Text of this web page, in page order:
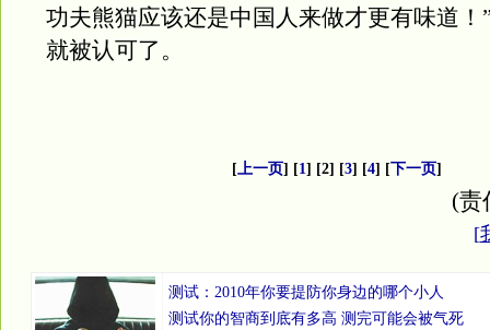
功夫熊猫应该还是中国人来做才更有味道！
就被认可了。
[上一页] [1] [2] [3] [4] [下一页]
(责
[
测试：2010年你要提防你身边的哪个小人
测试你的智商到底有多高 测完可能会被气死